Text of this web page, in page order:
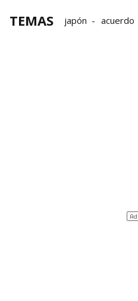
TEMAS japón acuerdo